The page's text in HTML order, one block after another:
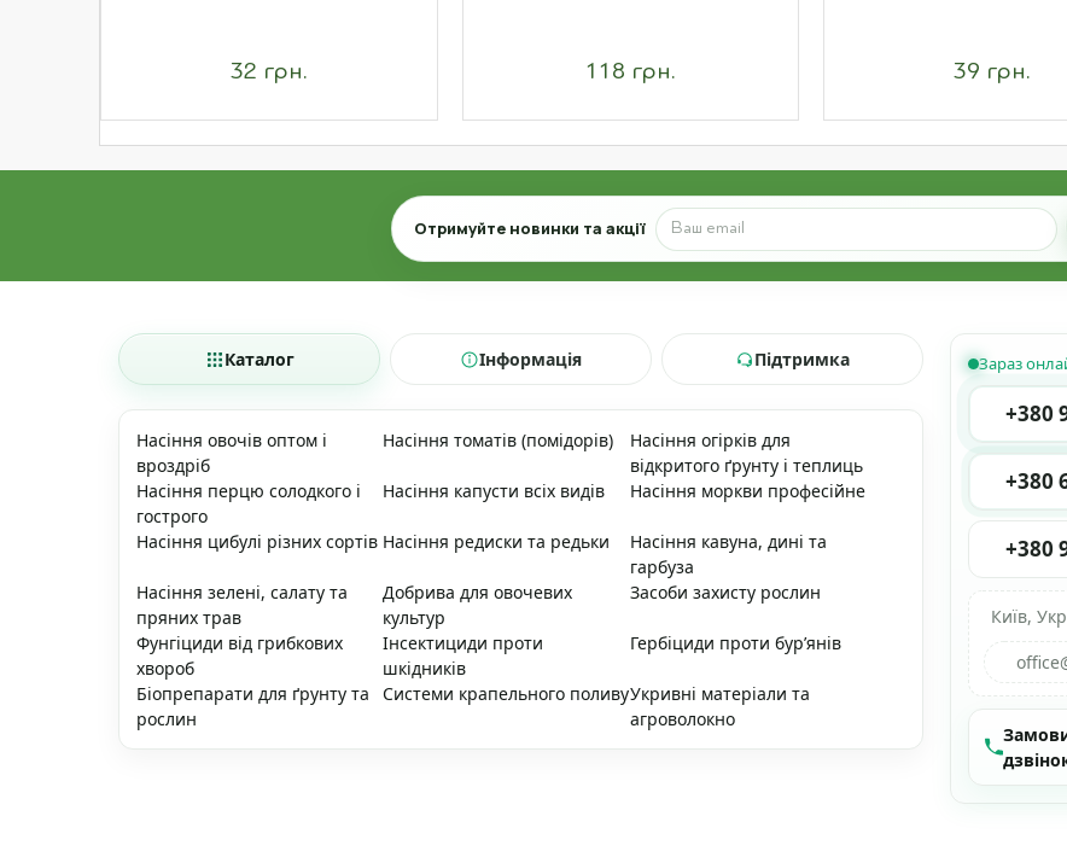
32 грн. 118 грн. 39 грн.
Email
Отримуйте новинки та акції
Каталог Інформація Підтримка
Насіння овочів оптом і
вроздріб
Насіння томатів (помідорів)
Насіння огірків для
відкритого ґрунту і теплиць
Насіння перцю солодкого і
гострого
Насіння капусти всіх видів Насіння моркви професійне
Насіння цибулі різних сортів Насіння редиски та редьки
Насіння кавуна, дині та
гарбуза
Насіння зелені, салату та
пряних трав
Добрива для овочевих
культур
Засоби захисту рослин
Фунгіциди від грибкових
хвороб
Інсектициди проти
шкідників
Гербіциди проти бур’янів
Біопрепарати для ґрунту та
рослин
Системи крапельного поливуУкривні матеріали та
агроволокно
Зараз
+380
+380
+380
Київ,